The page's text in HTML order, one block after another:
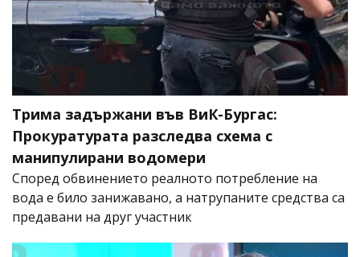
Трима задържани във ВиК-Бургас:
Прокуратурата разследва схема с
манипулирани водомери
Според обвинението реалното потребление на
вода е било занижавано, а натрупаните средства са
предавани на друг участник